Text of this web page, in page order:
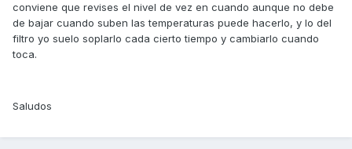
conviene que revises el nivel de vez en cuando aunque no debe
de bajar cuando suben las temperaturas puede hacerlo, y lo del
filtro yo suelo soplarlo cada cierto tiempo y cambiarlo cuando
toca.
Saludos